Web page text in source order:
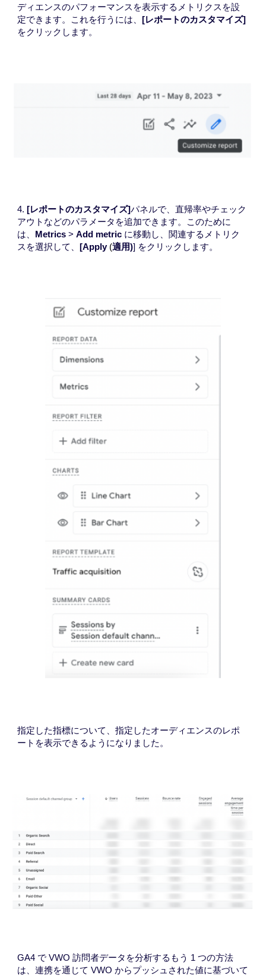
ディエンスのパフォーマンスを表示するメトリクスを設
定できます。これを行うには、[レポートのカスタマイズ]
をクリックします。
4. [レポートのカスタマイズ]パネルで、直帰率やチェック
アウトなどのパラメータを追加できます。このために
は、 Metrics >Add metric に移動し、関連するメトリク
スを選択して、[Apply(適用)] をクリックします。
指定した指標について、指定したオーディエンスのレポ
ートを表示できるようになりました。
GA4 で VWO 訪問者データを分析するもう 1 つの方法
は、連携を通じて VWO からプッシュされた値に基づいて